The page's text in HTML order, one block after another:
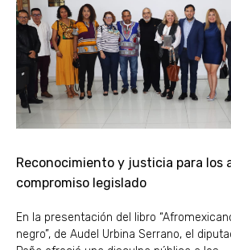
Reconocimiento y justicia para los
compromiso legislado
En la presentación del libro
negro”, de Audel Urbina Serrano, el